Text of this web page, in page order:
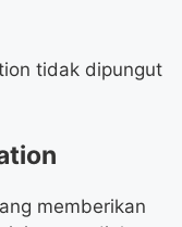
tidak dipungut
memberikan